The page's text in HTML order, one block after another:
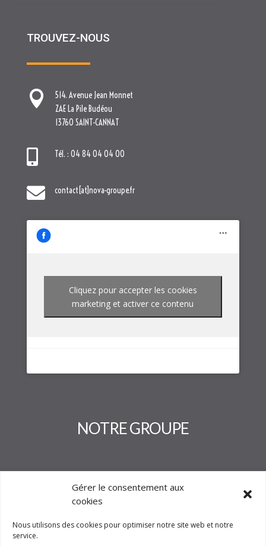
Gérer le consentement aux
cookies
Nous utilisons des cookies pour optimiser notre site web et notre
service.
TROUVEZ-NOUS

514. Avenue Jean Monnet
ZAE La Pile Budéou
13760 SAINT-CANNAT
 Tél. : 04 84 04 04 00
 contact[at]nova-groupe.fr
Cliquez pour accepter les cookies
marketing et activer ce contenu
NOTRE GROUPE